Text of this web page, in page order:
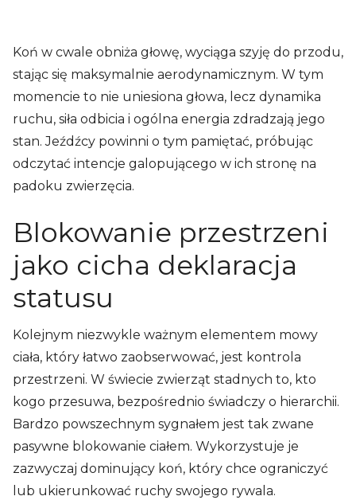
Koń w cwale obniża głowę, wyciąga szyję do przodu,
stając się maksymalnie aerodynamicznym. W tym
momencie to nie uniesiona głowa, lecz dynamika
ruchu, siła odbicia i ogólna energia zdradzają jego
stan. Jeźdźcy powinni o tym pamiętać, próbując
odczytać intencje galopującego w ich stronę na
padoku zwierzęcia.
Blokowanie przestrzeni
jako cicha deklaracja
statusu
Kolejnym niezwykle ważnym elementem mowy
ciała, który łatwo zaobserwować, jest kontrola
przestrzeni. W świecie zwierząt stadnych to, kto
kogo przesuwa, bezpośrednio świadczy o hierarchii.
Bardzo powszechnym sygnałem jest tak zwane
pasywne blokowanie ciałem. Wykorzystuje je
zazwyczaj dominujący koń, który chce ograniczyć
lub ukierunkować ruchy swojego rywala.